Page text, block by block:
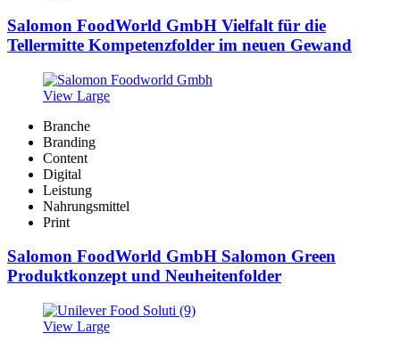
Salomon FoodWorld GmbH Vielfalt für die
Tellermitte Kompetenzfolder im neuen Gewand
View Large
Branche
Branding
Content
Digital
Leistung
Nahrungsmittel
Print
Salomon FoodWorld GmbH Salomon Green
Produktkonzept und Neuheitenfolder
View Large